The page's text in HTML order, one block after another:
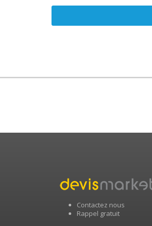
Contactez nous
Rappel gratuit